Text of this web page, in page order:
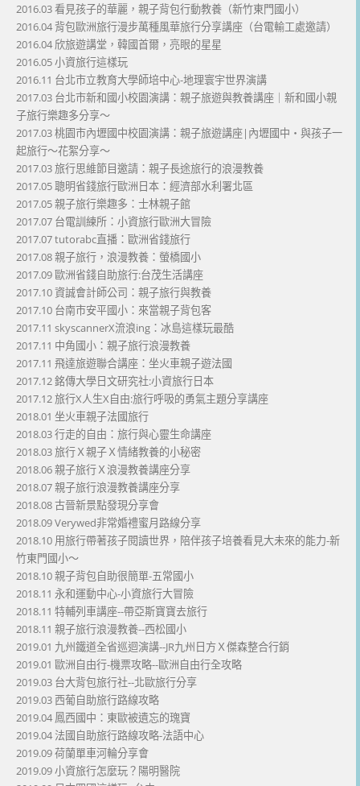
2016.03 看見孩子的華麗，親子背包行動教養（新竹東門國小）
2016.04 背包歐洲旅行漫步萬種風華旅行分享講座（台電輸工處邀請）
2016.04 欣旅遊講堂，韓國首爾，亮眼的星星
2016.05 小資旅行這樣玩
2016.11 台北市立教育大學師培中心-地理寰宇世界演講
2017.03 台北市新和國小校園演講：親子旅遊與教養講座｜新和國小親
子旅行樂趣多分享～
2017.03 桃園市內壢國中校園演講：親子旅遊講座|內壢國中・與孩子一
起旅行～花絮分享～
2017.03 旅行思維節目邀請：親子長途旅行的浪漫教養
2017.05 聰明省錢旅行歐洲日本：經濟部水利署北區
2017.05 親子旅行樂趣多：士林親子館
2017.07 台電訓練所：小資旅行歐洲大冒險
2017.07 tutorabc直播：歐洲省錢旅行
2017.08 親子旅行，浪漫教養：螢橋國小
2017.09 歐洲省錢自助旅行:台茂生活講座
2017.10 資誠會計師公司：親子旅行與教養
2017.10 台南市安平國小：來當親子背包客
2017.11 skyscannerX流浪ing：冰島這樣玩最酷
2017.11 中角國小：親子旅行浪漫教養
2017.11 飛達旅遊聯合講座：坐火車親子遊法國
2017.12 銘傳大學日文研究社:小資旅行日本
2017.12 旅行X人生X自由:旅行呼吸的勇氣主題分享講座
2018.01 坐火車親子法國旅行
2018.03 行走的自由：旅行與心靈生命講座
2018.03 旅行Ｘ親子Ｘ情緒教養的小秘密
2018.06 親子旅行Ｘ浪漫教養講座分享
2018.07 親子旅行浪漫教養講座分享
2018.08 古晉新景點發現分享會
2018.09 Verywed非常婚禮蜜月路線分享
2018.10 用旅行帶著孩子閱讀世界，陪伴孩子培養看見大未來的能力-新
竹東門國小～
2018.10 親子背包自助很簡單-五常國小
2018.11 永和運動中心-小資旅行大冒險
2018.11 特輔列車講座--帶亞斯寶寶去旅行
2018.11 親子旅行浪漫教養--西松國小
2019.01 九州鐵道全省巡迴演講--JR九州日方Ｘ傑森整合行銷
2019.01 歐洲自由行-機票攻略--歐洲自由行全攻略
2019.03 台大背包旅行社--北歐旅行分享
2019.03 西葡自助旅行路線攻略
2019.04 鳳西國中：東歐被遺忘的瑰寶
2019.04 法國自助旅行路線攻略-法語中心
2019.09 荷蘭單車河輪分享會
2019.09 小資旅行怎麼玩？陽明醫院